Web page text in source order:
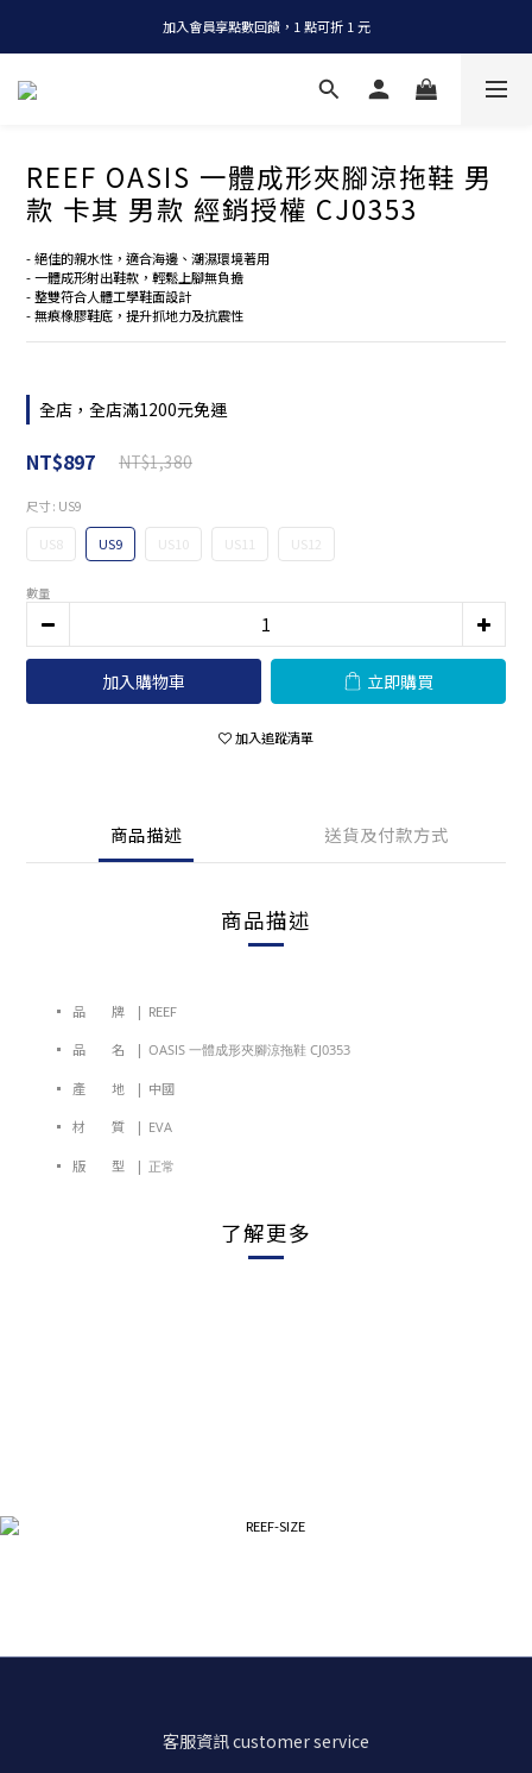
全店消費滿 NT$1200，即享免運
加入會員享點數回饋，1 點可折 1 元
全店消費滿 NT$1200，即享免運
REEF OASIS 一體成形夾腳涼拖鞋 男
款 卡其 男款 經銷授權 CJ0353
- 絕佳的親水性，適合海邊、潮濕環境著用
- 一體成形射出鞋款，輕鬆上腳無負擔
- 整雙符合人體工學鞋面設計
- 無痕橡膠鞋底，提升抓地力及抗震性
全店，全店滿1200元免運
NT$897 NT$1,380
尺寸 : US9
US8 US9 US10 US11 US12
數量
加入購物車 立即購買
加入追蹤清單
商品描述 送貨及付款方式
商品描述
▪ 品 牌 | REEF
▪ 品 名 | OASIS 一體成形夾腳涼拖鞋 CJ0353
▪ 產 地 | 中國
▪ 材 質 | EVA
▪ 版 型 | 正常
了解更多
客服資訊customer service